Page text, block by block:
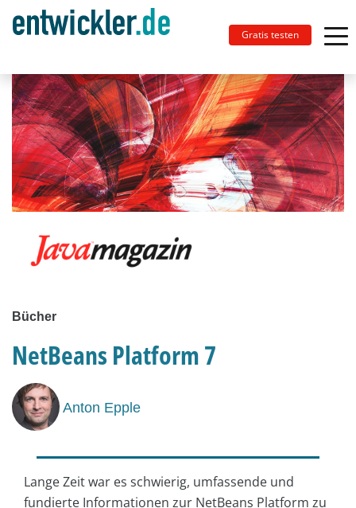
Gratis testen
Bücher
NetBeans Platform 7
Anton Epple
Lange Zeit war es schwierig, umfassende und
fundierte Informationen zur NetBeans Platform zu